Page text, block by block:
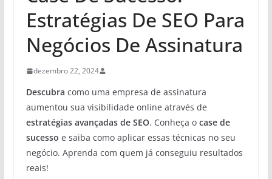
Estratégias De SEO Para
Negócios De Assinatura
dezembro 22, 2024
Descubra como uma empresa de assinatura
aumentou sua visibilidade online através de
estratégias avançadas de SEO. Conheça o case de
sucesso e saiba como aplicar essas técnicas no seu
negócio. Aprenda com quem já conseguiu resultados
reais!